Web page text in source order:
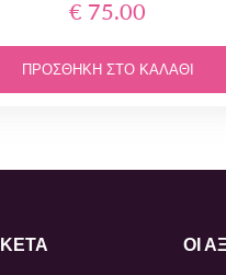
€ 75.00
ΠΡΟΣΘΉΚΗ ΣΤΟ ΚΑΛΆΘΙ
ΟΙ